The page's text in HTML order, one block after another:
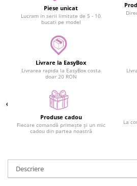
Piese unicat
Lucram in serii limitate de 5 - 10
bucati pe model
Livrare la EasyBox
Livrarea rapida la EasyBox costa
doar 20 RON
Produse cadou
Fiecare comandă primește și un mic
cadou din partea noastră
La
Descriere